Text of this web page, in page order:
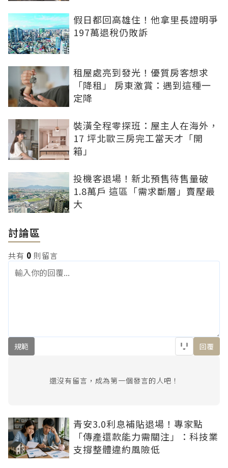
假日都回高雄住！他拿里長證明爭
197萬退稅仍敗訴
租屋處亮到發光！優質房客想求
「降租」 房東激賞：遇到這種一
定降
裝潢全程零探班：屋主人在海外，
17 坪北歐三房完工當天才「開
箱」
投機客退場！新北預售待售量破
1.8萬戶 這區「需求斷層」賣壓最
大
討論區
共有 0 則留言
規範 回覆
還沒有留言，成為第一個發言的人吧！
青安3.0利息補貼退場！專家點
「傳產還款能力需關注」：科技業
支撐整體違約風險低